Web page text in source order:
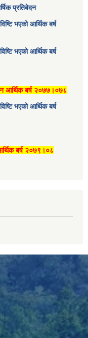
प्रतिबेदन
भएको आर्थिक बर्ष
भएको आर्थिक बर्ष
आर्थिक बर्ष २०७७।०७८
भएको आर्थिक बर्ष
बर्ष २०७९।०८